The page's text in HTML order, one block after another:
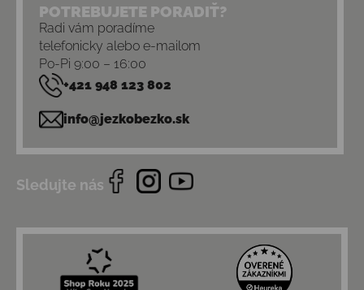
POTREBUJETE PORADIŤ?
Radi vám poradíme
telefonicky alebo e-mailom
Po-Pi 9:00 – 16:00
+421 948 123 802
info@jezkobezko.sk
Sledujte nás